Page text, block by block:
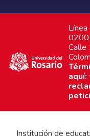
0200
Calle
Institución de